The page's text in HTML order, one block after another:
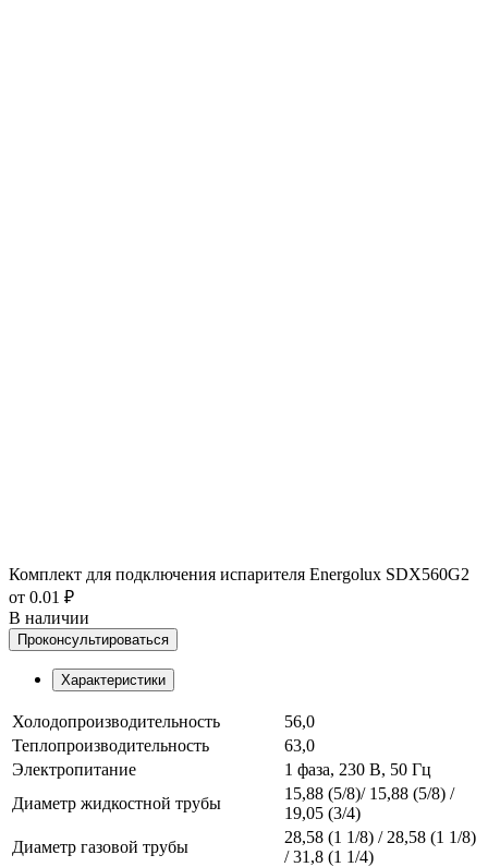
Комплект для подключения испарителя Energolux SDX560G2
от 0.01 ₽
В наличии
Проконсультироваться
Характеристики
Холодопроизводительность
56,0
Теплопроизводительность
63,0
Электропитание
1 фаза, 230 В, 50 Гц
Диаметр жидкостной трубы
15,88 (5/8)/ 15,88 (5/8) /
19,05 (3/4)
Диаметр газовой трубы
28,58 (1 1/8) / 28,58 (1 1/8)
/ 31,8 (1 1/4)